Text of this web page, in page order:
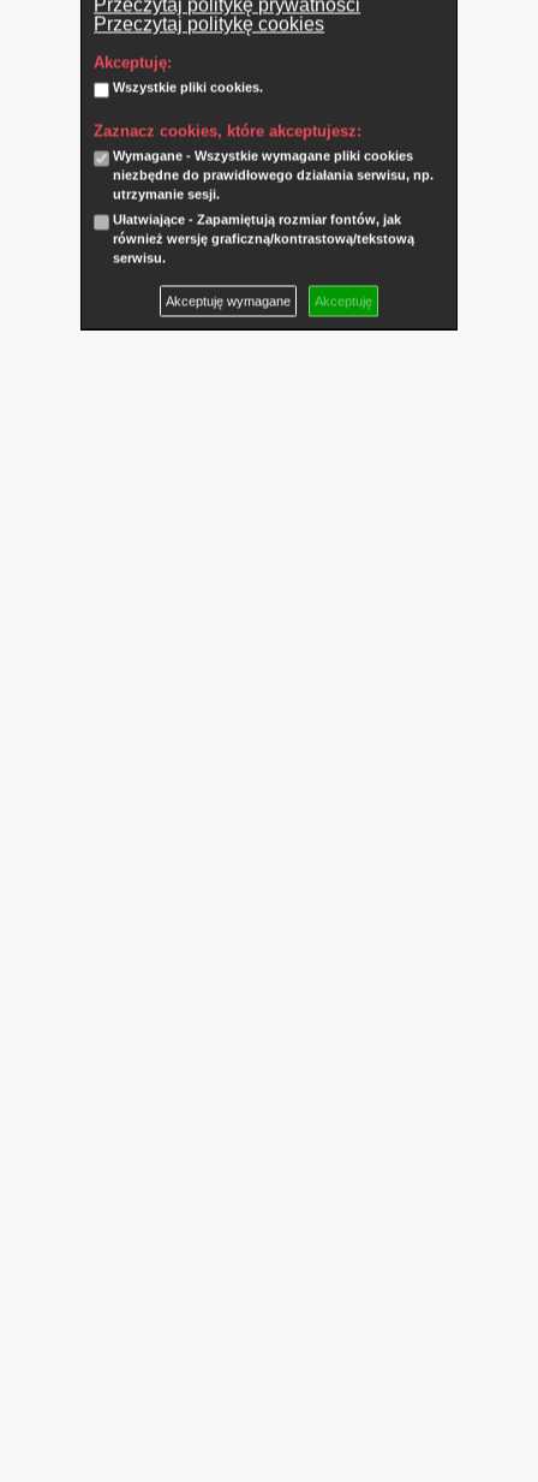
Przeczytaj politykę prywatności
Przeczytaj politykę cookies
Akceptuję:
Wszystkie pliki cookies.
Zaznacz cookies, które akceptujesz:
Wymagane - Wszystkie wymagane pliki cookies
niezbędne do prawidłowego działania serwisu, np.
utrzymanie sesji.
Ułatwiające - Zapamiętują rozmiar fontów, jak
również wersję graficzną/kontrastową/tekstową
serwisu.
Akceptuję wymagane Akceptuję